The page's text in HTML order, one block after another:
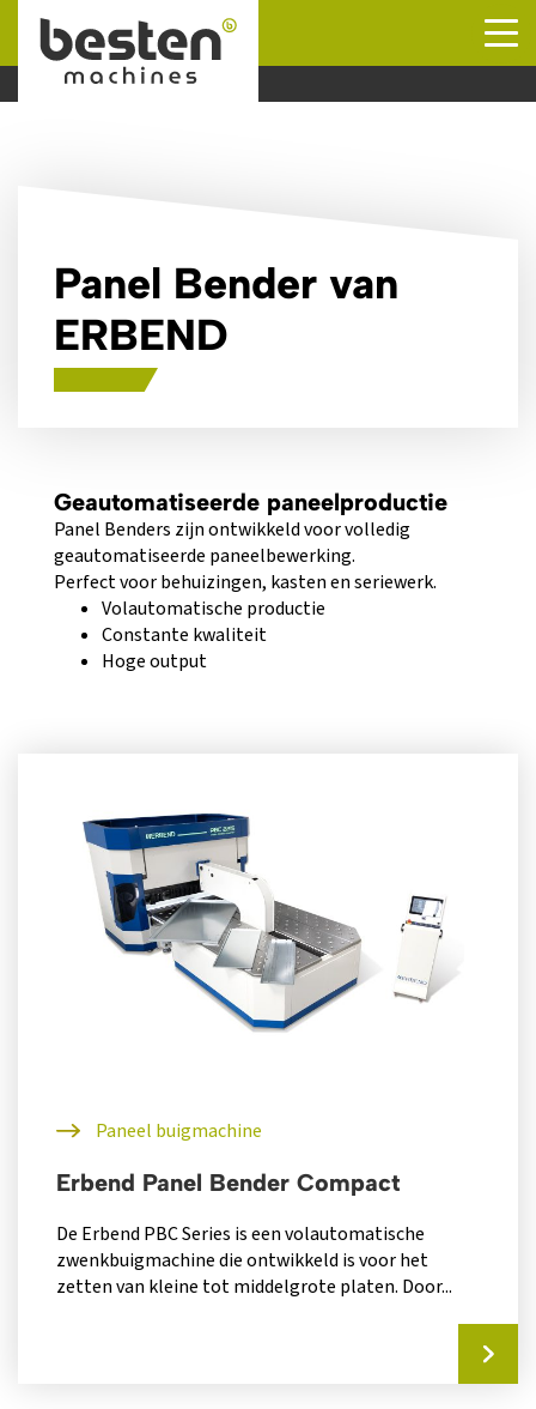
Naar hoofdinhoud
Panel Bender van
ERBEND
Geautomatiseerde paneelproductie
Panel Benders zijn ontwikkeld voor volledig
geautomatiseerde paneelbewerking.
Perfect voor behuizingen, kasten en seriewerk.
Volautomatische productie
Constante kwaliteit
Hoge output
Paneel buigmachine
Erbend Panel Bender Compact
De Erbend PBC Series is een volautomatische
zwenkbuigmachine die ontwikkeld is voor het
zetten van kleine tot middelgrote platen. Door...